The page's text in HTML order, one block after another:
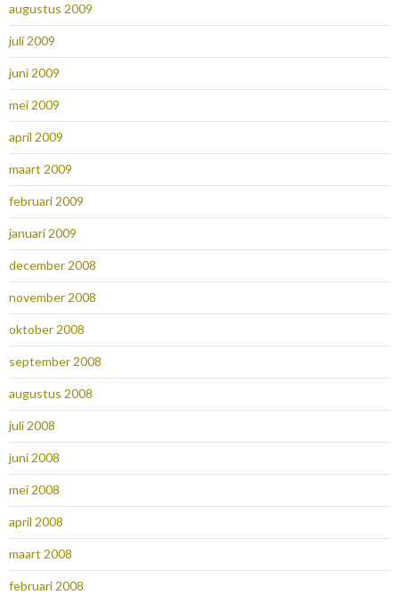
augustus 2009
juli 2009
juni 2009
mei 2009
april 2009
maart 2009
februari 2009
januari 2009
december 2008
november 2008
oktober 2008
september 2008
augustus 2008
juli 2008
juni 2008
mei 2008
april 2008
maart 2008
februari 2008